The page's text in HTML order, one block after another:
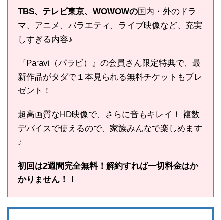
TBS、テレビ東京、WOWOWの国内・外のドラ
マ、アニメ、バラエティ、ライブ映像など、充実
しすぎる内容♪
『Paravi（パラビ）』の会員さん限定特典で、最
新作品がタダで１本見られる無料チケットもプレ
ゼント！
超高画質なHD映像で、さらに音もキレイ！ 複数
デバイスで使えるので、家族みんなで楽しめます
♪
初回は2週間完全無料！解約すれば一切料金はか
かりません！！